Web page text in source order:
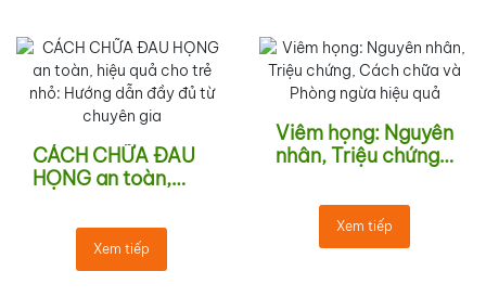
CÁCH CHỮA ĐAU
HỌNG an toàn,
nhỏ: Hướng dẫn
đầy đủ từ chuyên
Xem tiếp
Viêm họng: Nguyên
nhân, Triệu chứng,
Phòng ngừa hiệu
Xem tiếp